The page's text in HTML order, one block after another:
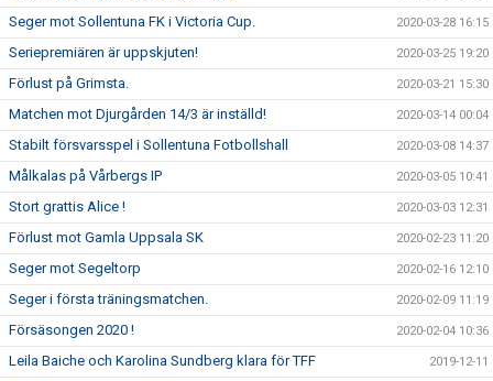
Seger mot Sollentuna FK i Victoria Cup. 2020-03-28 16:15
Seriepremiären är uppskjuten! 2020-03-25 19:20
Förlust på Grimsta. 2020-03-21 15:30
Matchen mot Djurgården 14/3 är inställd! 2020-03-14 00:04
Stabilt försvarsspel i Sollentuna Fotbollshall 2020-03-08 14:37
Målkalas på Vårbergs IP 2020-03-05 10:41
Stort grattis Alice ! 2020-03-03 12:31
Förlust mot Gamla Uppsala SK 2020-02-23 11:20
Seger mot Segeltorp 2020-02-16 12:10
Seger i första träningsmatchen. 2020-02-09 11:19
Försäsongen 2020 ! 2020-02-04 10:36
Leila Baiche och Karolina Sundberg klara för TFF 2019-12-11